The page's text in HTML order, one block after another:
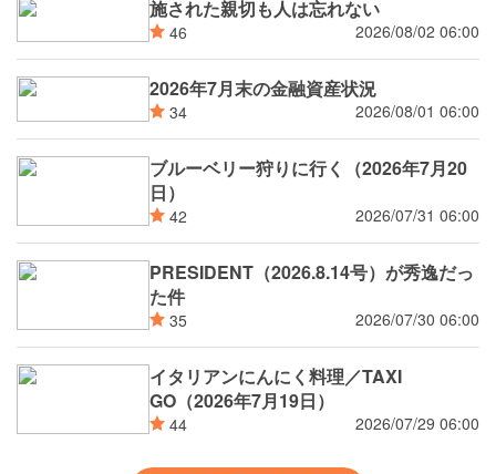
施された親切も人は忘れない
46 2026/08/02 06:00
2026年7月末の金融資産状況
34 2026/08/01 06:00
ブルーベリー狩りに行く（2026年7月20
日）
42 2026/07/31 06:00
PRESIDENT（2026.8.14号）が秀逸だっ
た件
35 2026/07/30 06:00
イタリアンにんにく料理／TAXI
GO（2026年7月19日）
44 2026/07/29 06:00